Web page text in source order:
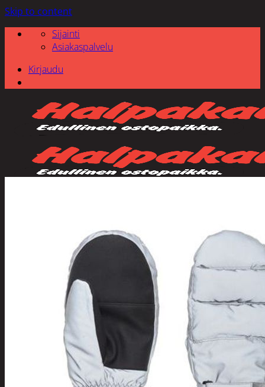
Skip to content
Sijainti
Asiakaspalvelu
Kirjaudu
Tuotevalikoima
Poistotuotteet
Kausituotteet
Joulu
Joulu- ja kausivalot
Eläimet ja
tontut
Kyntteliköt
Valoketjut ja